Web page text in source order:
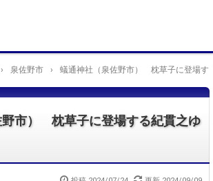
› 泉佐野市 › 蟻通神社（泉佐野市） 枕草子に登場す
野市） 枕草子に登場する紀貫之ゆ